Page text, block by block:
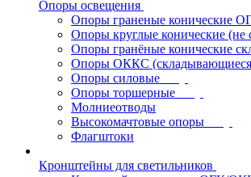
Опоры освещения
Опоры граненые конические
Опоры круглые конические (не
Опоры гранёные конические
Опоры ОККС
Опоры силовые
Опоры торшерные
Молниеотводы
Высокомачтовые опоры
Флагштоки
Кронштейны для светильников